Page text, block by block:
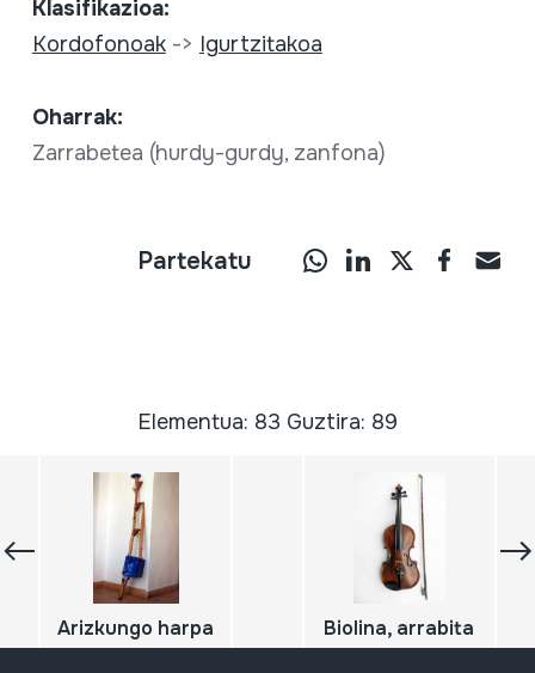
Klasifikazioa:
Kordofonoak-> Igurtzitakoa
Oharrak:
Zarrabetea (hurdy-gurdy, zanfona)
Partekatu
Elementua: 83 Guztira: 89
Arizkungo harpa Biolina, arrabita